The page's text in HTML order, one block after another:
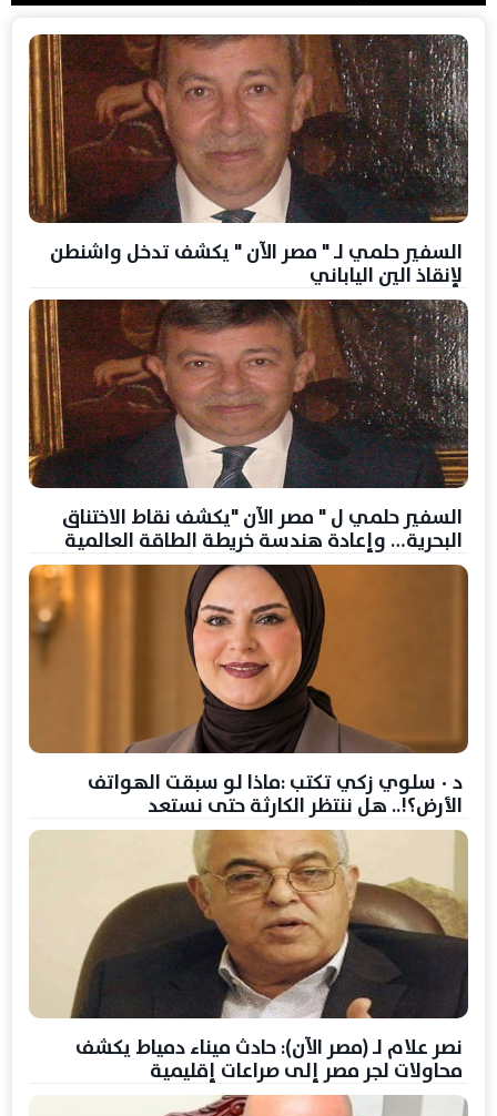
السفير حلمي لـ " مصر الآن " يكشف تدخل واشنطن
لإنقاذ الين الياباني
السفير حلمي ل " مصر الآن "يكشف نقاط الاختناق
البحرية… وإعادة هندسة خريطة الطاقة العالمية
د ٠ سلوي زكي تكتب :ماذا لو سبقت الهواتف
الأرض؟!.. هل ننتظر الكارثة حتى نستعد
نصر علام لـ (مصر الآن): حادث ميناء دمياط يكشف
محاولات لجر مصر إلى صراعات إقليمية